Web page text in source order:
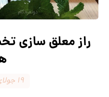
راز معلق سازی
۱۹ جولای ۲۰۲۳